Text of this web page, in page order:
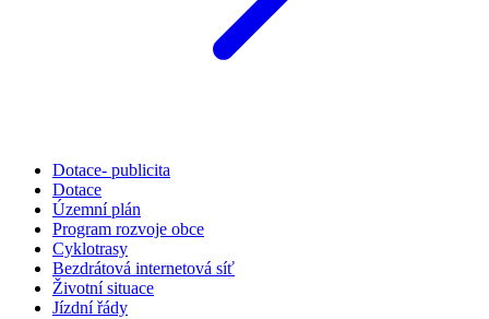
Dotace- publicita
Dotace
Územní plán
Program rozvoje obce
Cyklotrasy
Bezdrátová internetová síť
Životní situace
Jízdní řády